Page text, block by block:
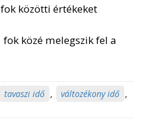
fok közötti értékeket
fok közé melegszik fel a
tavaszi idő , változékony idő ,